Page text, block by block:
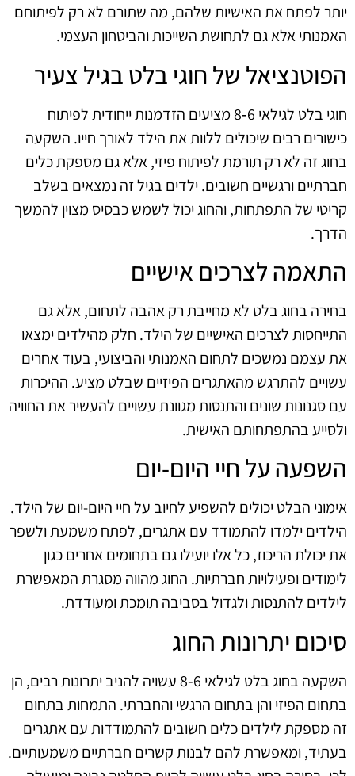
יותר לפתח את האישיות שלהם, מה שתורם לא רק לפיתוחם
האמנותי אלא גם לתחושת השייכות והביטחון העצמי.
הפוטנציאל של חוגי בלט בגיל צעיר
חוגי בלט לגילאי 6‑8 מציעים הזדמנות ייחודית לפיתוח
כישורים רבים שיכולים ללוות את הילד לאורך חייו. השקעה
בחוג זה לא רק תורמת לפיתוח פיזי, אלא גם מספקת כלים
חברתיים ורגשיים חשובים. ילדים בגיל זה נמצאים בשלב
קריטי של התפתחות, והחוג יכול לשמש כבסיס מצוין להמשך
הדרך.
התאמה לצרכים אישיים
בחירה בחוג בלט לא מחייבת רק אהבה לתחום, אלא גם
התייחסות לצרכים האישיים של הילד. חלק מהילדים ימצאו
את עצמם נמשכים לתחום האמנותי והביצועי, בעוד אחרים
עשויים להתרגש מהאתגרים הפיזיים שבלט מציע. ההיכרות
עם סגנונות שונים והתנסות מגוונת עשויים להעשיר את החוויה
ולסייע בהתפתחותם האישית.
השפעה על חיי היום-יום
אימוני הבלט יכולים להשפיע לחיוב על חיי היום-יום של הילד.
הילדים ילמדו להתמודד עם אתגרים, לפתח משמעת ולשפר
את יכולת הריכוז, כל אלו יועילו גם בתחומים אחרים כגון
לימודים ופעילויות חברתיות. החוג מהווה מסגרת המאפשרת
לילדים להתנסות ולגדול בסביבה תומכת ומעודדת.
סיכום יתרונות החוג
השקעה בחוג בלט לגילאי 6‑8 עשויה להניב יתרונות רבים, הן
בתחום הפיזי והן בתחום הרגשי והחברתי. התמחות בתחום
זה מספקת לילדים כלים חשובים להתמודדות עם אתגרים
בעתיד, ומאפשרת להם לבנות קשרים חברתיים משמעותיים.